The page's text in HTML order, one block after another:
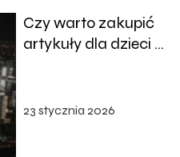
Czy warto zakupić
artykuły dla dzieci z
23 stycznia 2026